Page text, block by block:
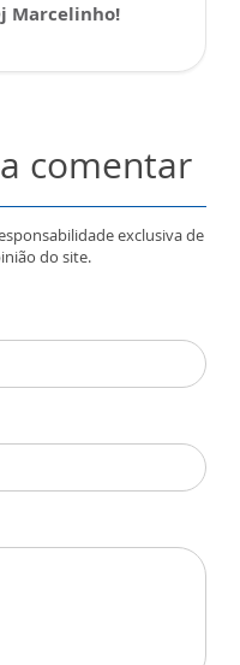
Marcelinho!
comentar
exclusiva de
do site.